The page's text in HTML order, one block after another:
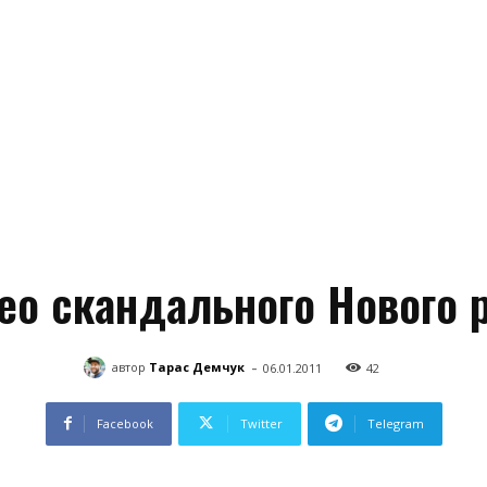
скандального Нового
автор Тарас Демчук - 06.01.2011 42
Facebook Twitter Telegram